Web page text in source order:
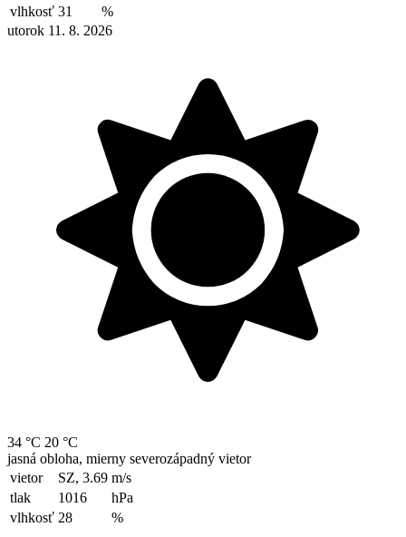
vlhkosť 31
%
utorok 11. 8. 2026
34 °C 20 °C
jasná obloha, mierny severozápadný vietor
vietor
SZ, 3.69 m/s
tlak
1016
hPa
vlhkosť 28 %